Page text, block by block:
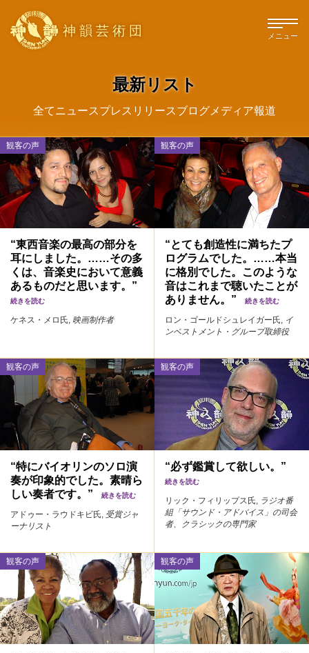
神韻芸術団 メニュー
最新リスト
全てニュースプレスリリースブログ メディア報道
観客の声
“東西音楽の最高の部分を
耳にしました。……その多
くは、音楽史において意義
あるものだと思います。”
続きを読む
ケネス・メロ氏, 映画制作者
観客の声
“とても創造性に満ちたプ
ログラムでした。……本当
に格別でした。このような
音はこれまで聴いたことが
ありません。”続きを読む
ロン・ゴールドシュレイガー氏, イ
ンベストメント・グループ取締役
観客の声
“特にバイオリンのソロ演
奏が印象的でした。素晴ら
しい奏者です。”
続きを読む
アドゥー・ラウドキビ氏, 受賞ジャ
ーナリスト
観客の声
“必ず鑑賞して欲しい。”
続きを読む
リック・フィリップス氏,
ラジオ番
組「サウンド・アドバイス」の司会
者、クラシックの専門家
観客の声 観客の声